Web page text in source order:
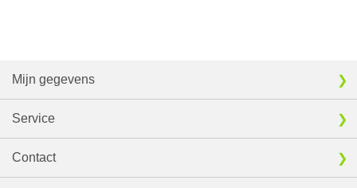
Mijn gegevens
Service
Contact